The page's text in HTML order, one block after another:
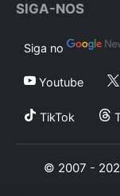
SIGA-NOS
Siga no
Youtube
TikTok
© 2007 -